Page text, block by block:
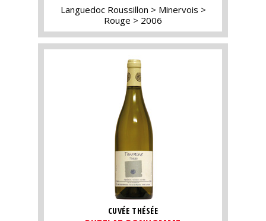
Languedoc Roussillon
Minervois
Rouge
2006
CUVÉE THÉSÉE